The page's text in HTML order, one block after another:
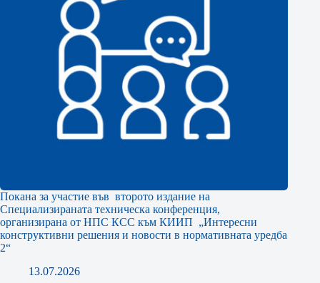
Покана за участие във второто издание на
Специализираната техническа конференция,
организирана от НПС КСС към КИИП „Интересни
конструктивни решения и новости в нормативната уредба
2“
13.07.2026